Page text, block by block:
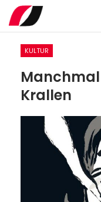
KULTUR
Manchmal
Krallen